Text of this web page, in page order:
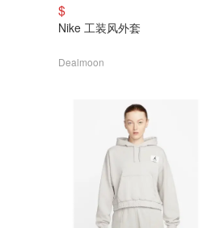
$
Nike 工装风外套
Dealmoon